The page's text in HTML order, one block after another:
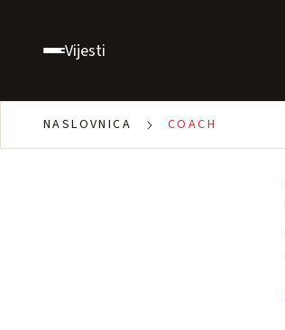
Vijesti
NASLOVNICA COACH